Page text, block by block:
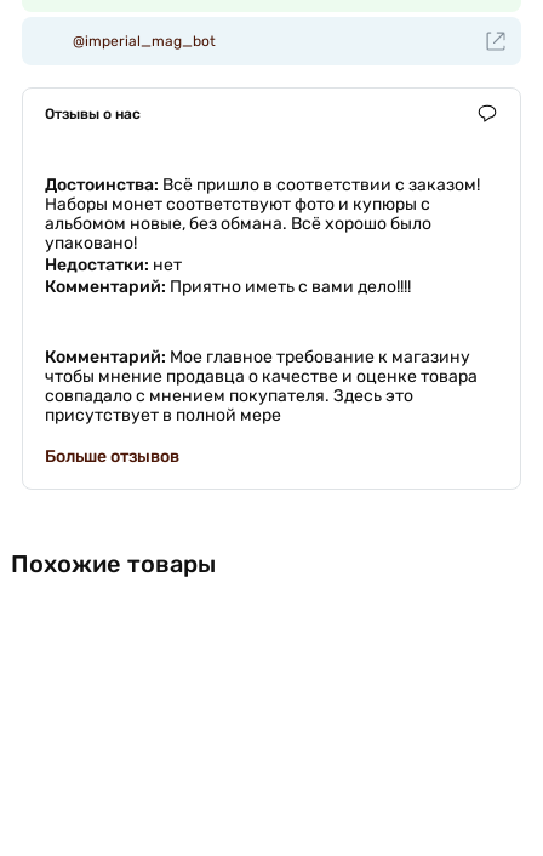
@imperial_mag_bot
Отзывы о нас
Достоинства: Всё пришло в соответствии с заказом!
Наборы монет соответствуют фото и купюры с
альбомом новые, без обмана. Всё хорошо было
упаковано!
Недостатки: нет
Комментарий: Приятно иметь с вами дело!!!!
Комментарий: Мое главное требование к магазину
чтобы мнение продавца о качестве и оценке товара
совпадало с мнением покупателя. Здесь это
присутствует в полной мере
Больше отзывов
Похожие товары